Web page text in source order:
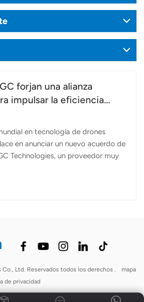
forjan una alianza
impulsar la eficiencia
en tecnología de drones
en anunciar un nuevo acuerdo de
Technologies, un proveedor muy
Dron agrícola FP700 al mercado
es un hito importante en la
demanda de tecnologías de
en España. La colaboración se
para aplicaciones agrícolas
El FP700 establece un nuevo
optimizando el tiempo y los
Ltd. Reservados todos los derechos .
mapa
de privacidad